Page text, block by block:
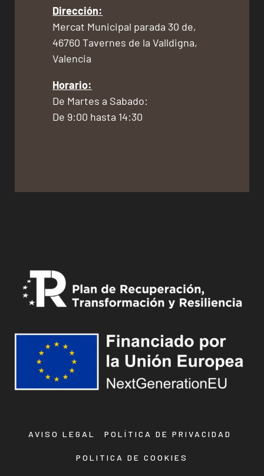
Dirección:
Mercat Municipal parada 30 de,
46760 Tavernes de la Valldigna,
Valencia
Horario:
De Martes a Sabado:
De 9:00 hasta 14:30
AVISO LEGAL POLÍTICA DE PRIVACIDAD
POLITICA DE COOKIES